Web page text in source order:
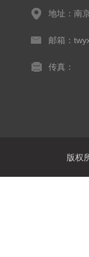
地址：南
邮箱：
传真：
版权